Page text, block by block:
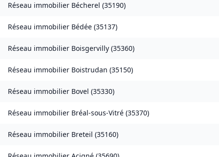
Réseau immobilier Bécherel (35190)
Réseau immobilier Bédée (35137)
Réseau immobilier Boisgervilly (35360)
Réseau immobilier Boistrudan (35150)
Réseau immobilier Bovel (35330)
Réseau immobilier Bréal-sous-Vitré (35370)
Réseau immobilier Breteil (35160)